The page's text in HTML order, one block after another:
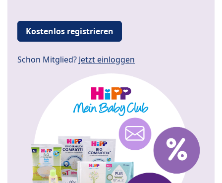
Kostenlos registrieren
Schon Mitglied? Jetzt einloggen